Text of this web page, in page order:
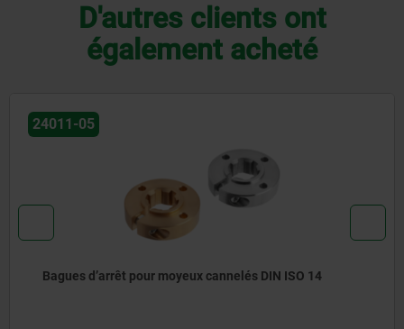
D'autres clients ont
également acheté
24011-01
Moyeux cannelés avec bride similaires à DIN ISO 14